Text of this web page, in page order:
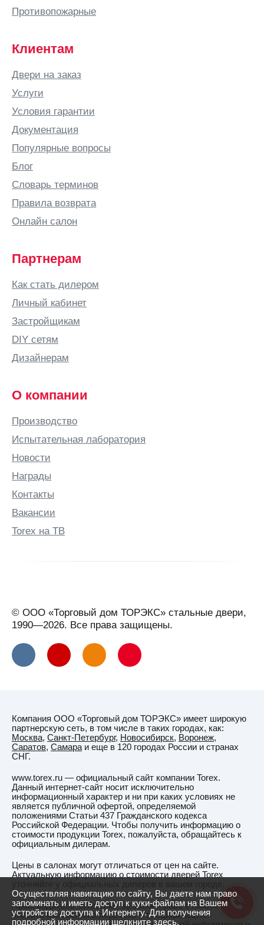
Противопожарные
Клиентам
Двери на заказ
Услуги
Условия гарантии
Документация
Популярные вопросы
Блог
Словарь терминов
Правила возврата
Онлайн салон
Партнерам
Как стать дилером
Личный кабинет
Застройщикам
DIY сетям
Дизайнерам
О компании
Производство
Испытательная лаборатория
Новости
Награды
Контакты
Вакансии
Torex на ТВ
© ООО «Торговый дом ТОРЭКС» стальные двери,
1990—2026. Все права защищены.
Компания ООО «Торговый дом ТОРЭКС» имеет широкую
партнерскую сеть, в том числе в таких городах, как:
Москва, Санкт-Петербург, Новосибирск, Воронеж,
Саратов, Самараи еще в 120 городах России и странах
СНГ.
www.torex.ru — официальный сайт компании Torex.
Данный интернет-сайт носит исключительно
информационный характер и ни при каких условиях не
является публичной офертой, определяемой
положениями Статьи 437 Гражданского кодекса
Российской Федерации. Чтобы получить информацию о
стоимости продукции Torex, пожалуйста, обращайтесь к
официальным дилерам.
Цены в салонах могут отличаться от цен на сайте.
Актуальную информацию о стоимости дверей Torex
Производитель оставляет за собой право в любое время
вносить изменения в перечень и спецификацию
Осуществляя навигацию по сайту, Вы даете нам право
запоминать и иметь доступ к куки-файлам на Вашем
устройстве доступа к Интернету. Для получения
подробной информации щелкните здесь.